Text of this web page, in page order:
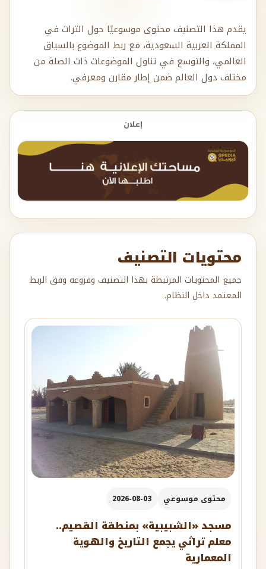
يقدم هذا التصنيف محتوى موسوعيًا حول التراث في
المملكة العربية السعودية، مع ربط الموضوع بالسياق
العالمي، والتوسع في تناول الموضوعات ذات الصلة من
مختلف دول العالم ضمن إطار مقارن ومعرفي.
إعلان
محتويات التصنيف
جميع المحتويات المرتبطة بهذا التصنيف وفروعه وفق الربط
المعتمد داخل النظام.
محتوى موسوعي 2026-08-03
مسجد «الشبيبية» بمنطقة القصيم..
معلم تراثي يجمع التاريخ والهوية
المعمارية